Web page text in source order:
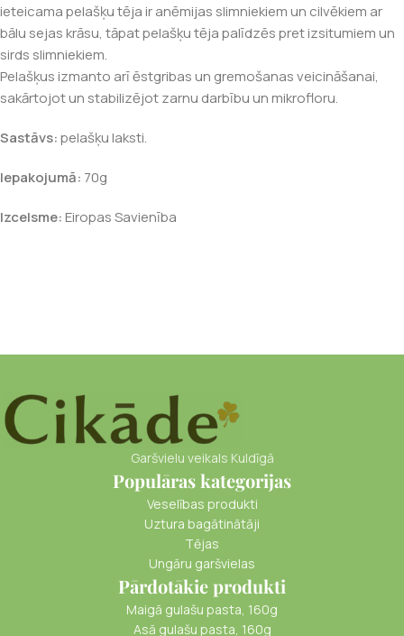
ieteicama pelašķu tēja ir anēmijas slimniekiem un cilvēkiem ar
bālu sejas krāsu, tāpat pelašķu tēja palīdzēs pret izsitumiem un
sirds slimniekiem.
Pelašķus izmanto arī ēstgribas un gremošanas veicināšanai,
sakārtojot un stabilizējot zarnu darbību un mikrofloru.
Sastāvs:pelašķu laksti.
Iepakojumā: 70g
Izcelsme:Eiropas Savienība
Garšvielu veikals Kuldīgā
Populāras kategorijas
Veselības produkti
Uztura bagātinātāji
Tējas
Ungāru garšvielas
Pārdotākie produkti
Maigā gulašu pasta, 160g
Asā gulašu pasta, 160g